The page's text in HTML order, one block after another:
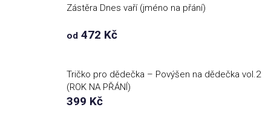
Zástěra Dnes vaří (jméno na přání)
od 472 Kč
Tričko pro dědečka – Povýšen na dědečka vol.2
(ROK NA PŘÁNÍ)
399 Kč